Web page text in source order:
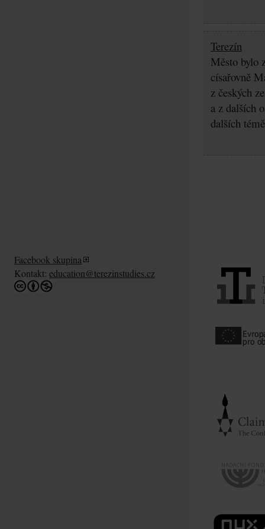
Terezín
Město bylo
císařovně
z českých
a z dalších
dalších
Facebook skupina
Kontakt: education@terezinstudies.cz